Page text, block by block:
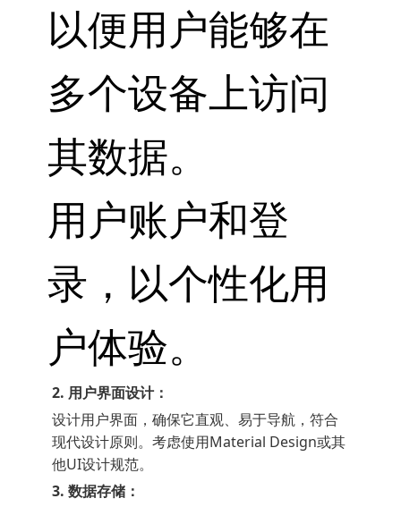
以便用户能够在
多个设备上访问
其数据。
用户账户和登
录，以个性化用
户体验。
2. 用户界面设计：
设计用户界面，确保它直观、易于导航，符合
现代设计原则。考虑使用Material Design或其
他UI设计规范。
3. 数据存储：